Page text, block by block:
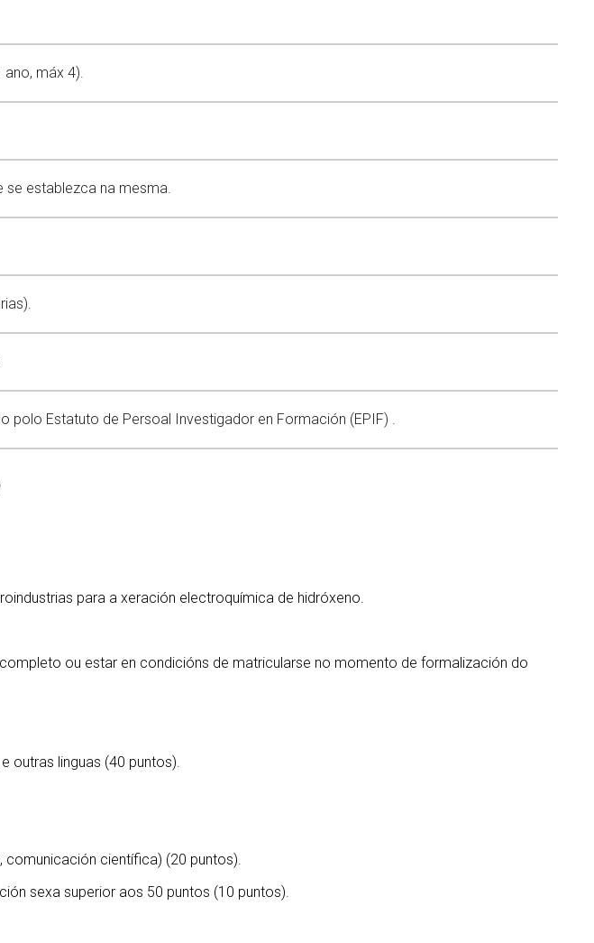
ano, máx 4).
se establezca na mesma.
polo Estatuto de Persoal Investigador en Formación (EPIF) .
para a xeración electroquímica de hidróxeno.
ou estar en condicións de matricularse no momento de formalización do
outras linguas (40 puntos).
científica) (20 puntos).
sexa superior aos 50 puntos (10 puntos).